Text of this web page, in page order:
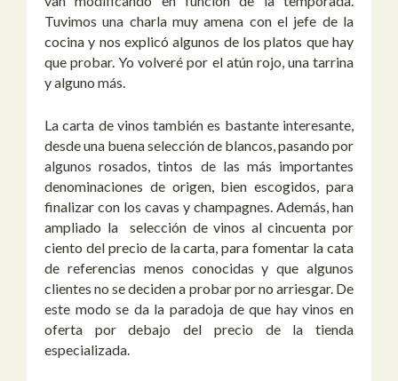
Tuvimos una charla muy amena con el jefe de la
cocina y nos explicó algunos de los platos que hay
que probar. Yo volveré por el atún rojo, una tarrina
y alguno más.
La carta de vinos también es bastante interesante,
desde una buena selección de blancos, pasando por
algunos rosados, tintos de las más importantes
denominaciones de origen, bien escogidos, para
finalizar con los cavas y champagnes. Además, han
ampliado la selección de vinos al cincuenta por
ciento del precio de la carta, para fomentar la cata
de referencias menos conocidas y que algunos
clientes no se deciden a probar por no arriesgar. De
este modo se da la paradoja de que hay vinos en
oferta por debajo del precio de la tienda
especializada.